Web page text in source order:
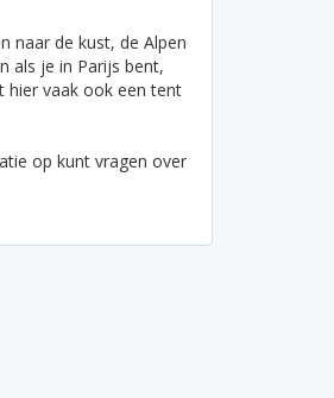
naar de kust, de Alpen
als je in Parijs bent,
hier vaak ook een tent
op kunt vragen over